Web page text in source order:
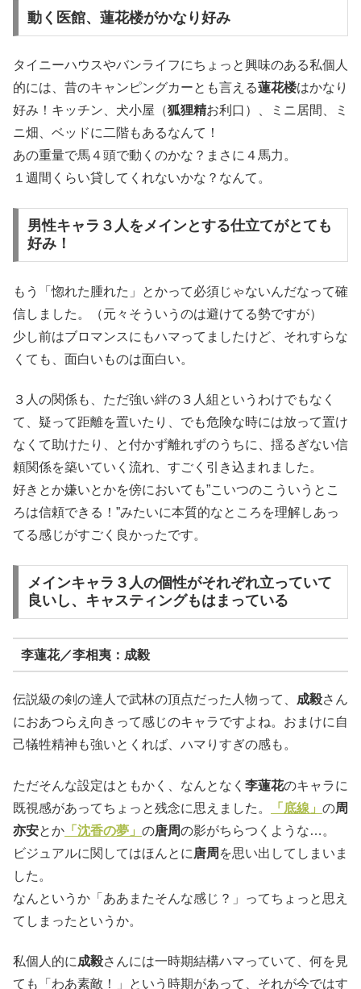
動く医館、蓮花楼がかなり好み
タイニーハウスやバンライフにちょっと興味のある私個人
的には、昔のキャンピングカーとも言える蓮花楼はかなり
好み！キッチン、犬小屋（狐狸精お利口）、ミニ居間、ミ
ニ畑、ベッドに二階もあるなんて！
あの重量で馬４頭で動くのかな？まさに４馬力。
１週間くらい貸してくれないかな？なんて。
男性キャラ３人をメインとする仕立てがとても
好み！
もう「惚れた腫れた」とかって必須じゃないんだなって確
信しました。（元々そういうのは避けてる勢ですが）
少し前はブロマンスにもハマってましたけど、それすらな
くても、面白いものは面白い。
３人の関係も、ただ強い絆の３人組というわけでもなく
て、疑って距離を置いたり、でも危険な時には放って置け
なくて助けたり、と付かず離れずのうちに、揺るぎない信
頼関係を築いていく流れ、すごく引き込まれました。
好きとか嫌いとかを傍においても”こいつのこういうとこ
ろは信頼できる！”みたいに本質的なところを理解しあっ
てる感じがすごく良かったです。
メインキャラ３人の個性がそれぞれ立っていて
良いし、キャスティングもはまっている
李蓮花／李相夷：成毅
伝説級の剣の達人で武林の頂点だった人物って、 成毅さん
におあつらえ向きって感じのキャラですよね。おまけに自
己犠牲精神も強いとくれば、ハマりすぎの感も。
ただそんな設定はともかく、なんとなく 李蓮花のキャラに
既視感があってちょっと残念に思えました。
「底線」 の周
亦安とか 「沈香の夢」 の唐周の影がちらつくような…。
ビジュアルに関してはほんとに 唐周 を思い出してしまいま
した。
なんというか「ああまたそんな感じ？」ってちょっと思え
てしまったというか。
私個人的に成毅さんには一時期結構ハマっていて、何を見
ても「わあ素敵！」という時期があって、それが今ではす